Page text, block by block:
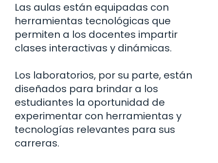
Las aulas están equipadas con
herramientas tecnológicas que
permiten a los docentes impartir
clases interactivas y dinámicas.
Los laboratorios, por su parte, están
diseñados para brindar a los
estudiantes la oportunidad de
experimentar con herramientas y
tecnologías relevantes para sus
carreras.